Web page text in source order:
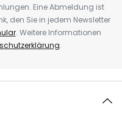
Eine Abmeldung ist
den Sie in jedem Newsletter
. Weitere Informationen
.